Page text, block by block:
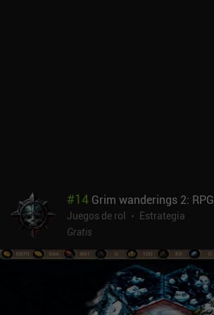
#14 Grim wanderings 2: RPG
Juegos de rol
Estrategia
Gratis